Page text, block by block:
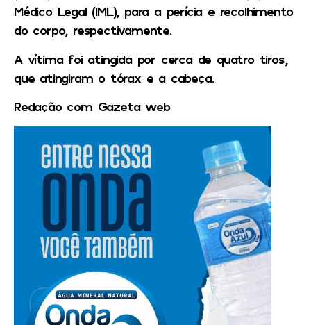
Médico Legal (IML), para a perícia e recolhimento
do corpo, respectivamente.
A vítima foi atingida por cerca de quatro tiros,
que atingiram o tórax e a cabeça.
Redação com Gazeta web